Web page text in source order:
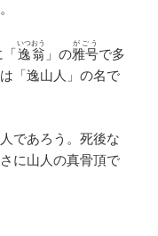
逸翁
いつおう
」の雅号
がごう
で多
「逸山人」の名で
であろう。死後な
に山人の真骨頂で